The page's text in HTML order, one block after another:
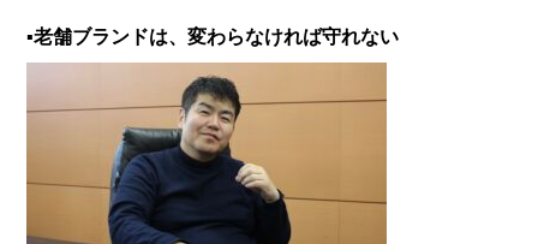
▪老舗ブランドは、変わらなければ守れない